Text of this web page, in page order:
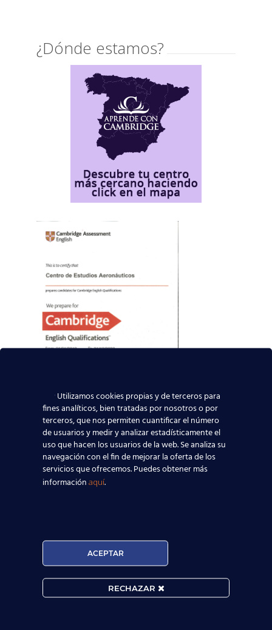
¿Dónde estamos?
MATRÍCULA ABIERTA:
Convocatorias constantes.
Utilizamos cookies propias y de terceros para
fines analíticos, bien tratadas por nosotros o por
terceros, que nos permiten cuantificar el número
de usuarios y medir y analizar estadísticamente el
uso que hacen los usuarios de la web. Se analiza su
navegación con el fin de mejorar la oferta de los
servicios que ofrecemos. Puedes obtener más
información aquí.
ACEPTAR
RECHAZAR